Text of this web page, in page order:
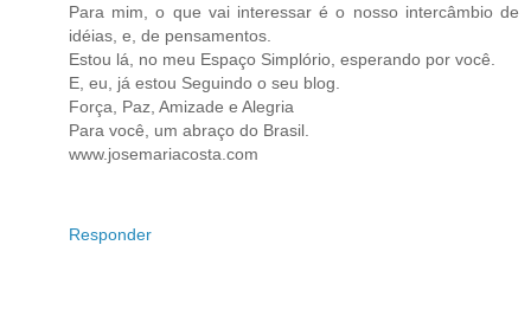
Para mim, o que vai interessar é o nosso intercâmbio de
idéias, e, de pensamentos.
Estou lá, no meu Espaço Simplório, esperando por você.
E, eu, já estou Seguindo o seu blog.
Força, Paz, Amizade e Alegria
Para você, um abraço do Brasil.
www.josemariacosta.com
Responder